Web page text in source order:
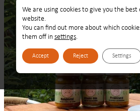
Mühlen-
We are using cookies to give you the
website.
You can find out more about which
them off in settings.
Accept Reject Settings